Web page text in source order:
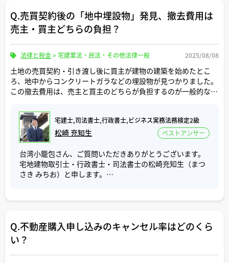
私も過去にメガバンク（金利 1.175％）から地方銀行（金
利 0.625％）に借換えをしたことがあります。
当時住宅ローンを利用した頃は1％前後の金利でしたが、住
宅ローンの支払いを始めてから、金融機関の金利が徐々に
下がり始めたので、支払いに勿体なさを感じていたからで
毎月の支払額は若干安くなった程度でしたが、長い期間で
見れば総支払額に大きく差が出てくるので、結果的には借
換えして良かったと思います。
はメガバンクの団信は死亡保障以外の疾病についても適用
できるようにするには金利を上乗せする必要がありまし
た。地方銀行の団信は同じ適用を受けても金利の上乗せが
無かったのが大きなメリットでした。
ご参考にしていただけましたら幸いです。
(5) 経済的に困窮しているために、登記申請を行うための
費用が用意できない場合
由があると判断される場合があります。
栗花落カナヲさんがご質問の中で挙げられた例のうち、相
続人間で遺産分割協議がまとまらない場合は、まとまらな
す。
相続人が重い病気で手続きが困難な場合は上記の（3）に該
当します。
相続登記義務違反として過料に科される前に、まずは法務
局から催告書が届く運用がなされています。
その催告書に正当な理由を書く項目がありますので、法務
また、遺産分割がまとまらない場合は、一旦、法定相続で
る必要はありません）をするか、相続人申告登記の申出を
することで、相続登記の義務を履行したとみなされ、過料
を避けることができますので、検討してもよいかもしれま
せん。
結論から申し上げると、金融機関から明確な否決の通知が
ない場合でも、売買契約で定めた「融資利用の特約に基づ
く契約解除期日」までであれば売買契約の解除をすること
はできます。
不動産会社が作成する売買契約書には、通常「融資利用の
特約」という条項が定められています。
これは買主が住宅ローンを利用する場合、売買契約締結後
すみやかに住宅ローンの本審査の申込みをすることになり
審査の承認を得られない場合または否認された場合、買主
は、売主に対し、「融資利用の特約に基づく契約解除期
日」までであれば、売買契約を解除することができるとい
この「融資承認取得期日」は、通常、売買契約締結から2〜
3週間後あたりの日程で、「融資利用の特約に基づく契約解
設定されます。
取得期日が到来していれば、融資利用の特約に基づく契約
解除期日を守って解除を申し出れば、売買契約が解除にな
Q.売買契約後の「地中埋設物」発見、撤去費用は
売主・買主どちらの負担？
法律と税金>宅建業法・民法・その他法律一般 2025/08/08
土地の売買契約・引き渡し後に買主が建物の建築を始めたとこ
ろ、地中からコンクリートガラなどの埋設物が見つかりました。
この撤去費用は、売主と買主のどちらが負担するのが一般的なの
すか。
宅建士さんが過去に仲介した取引でこのような問題が起きた際の
解決事例がありましたら教えてください。
宅建士,司法書士,行政書士,ビジネス実務法務検定2級
松崎 充知生 ベストアンサー
台湾小籠包さん、ご質問いただきありがとうございます。
宅地建物取引士・行政書士・司法書士の松崎充知生（まつ
さき みちお）と申します。
この地中埋設物の撤去費用は、売主が負担するのが一般的
です。不動産の売買契約書には通常、「契約不適合責任」
についての条項が定められています。
これは対象不動産の土地、建物についての品質について契
Q.不動産購入申し込みのキャンセル率はどのくら
い？